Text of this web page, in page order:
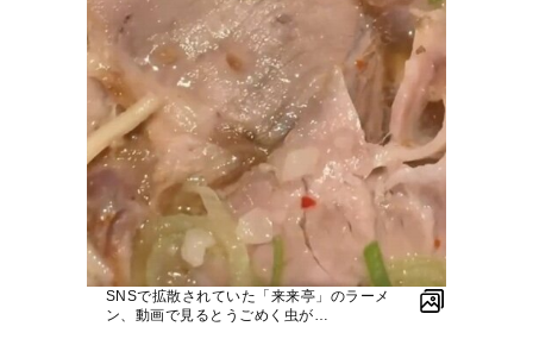
SNSで拡散されていた「来来亭」のラーメ
ン、動画で見るとうごめく虫が…